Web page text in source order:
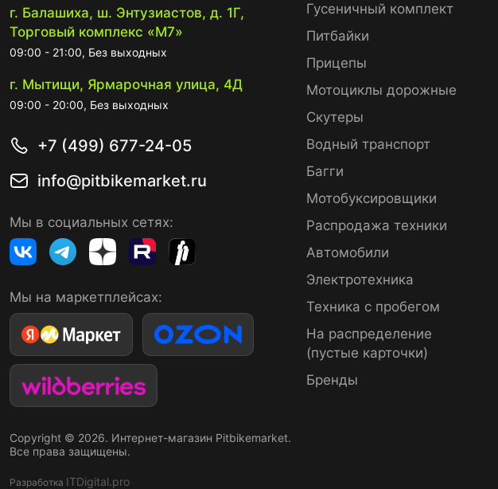
г. Балашиха, ш. Энтузиастов, д. 1Г,
Торговый комплекс «М7»
09:00 - 21:00, Без выходных
г. Мытищи, Ярмарочная улица, 4Д
09:00 - 20:00, Без выходных
+7 (499) 677-24-05
info@pitbikemarket.ru
Мы в социальных сетях:
Мы на маркетплейсах:
Copyright © 2026. Интернет-магазин Pitbikemarket.
Все права защищены.
Разработка ITDigital.pro
Гусеничный комплект
Питбайки
Прицепы
Мотоциклы дорожные
Скутеры
Водный транспорт
Багги
Мотобуксировщики
Распродажа техники
Автомобили
Электротехника
Техника с пробегом
На распределение
(пустые карточки)
Бренды